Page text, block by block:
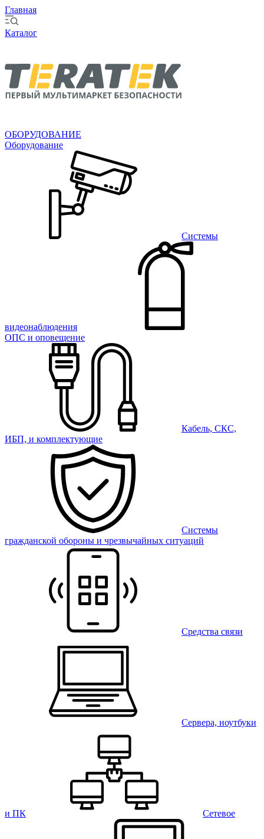
Главная
Каталог
ОБОРУДОВАНИЕ
Оборудование
Системы
видеонаблюдения
ОПС и оповещение
Кабель, СКС,
ИБП, и комплектующие
Системы
гражданской обороны и чрезвычайных ситуаций
Средства связи
Сервера, ноутбуки
и ПК Сетевое